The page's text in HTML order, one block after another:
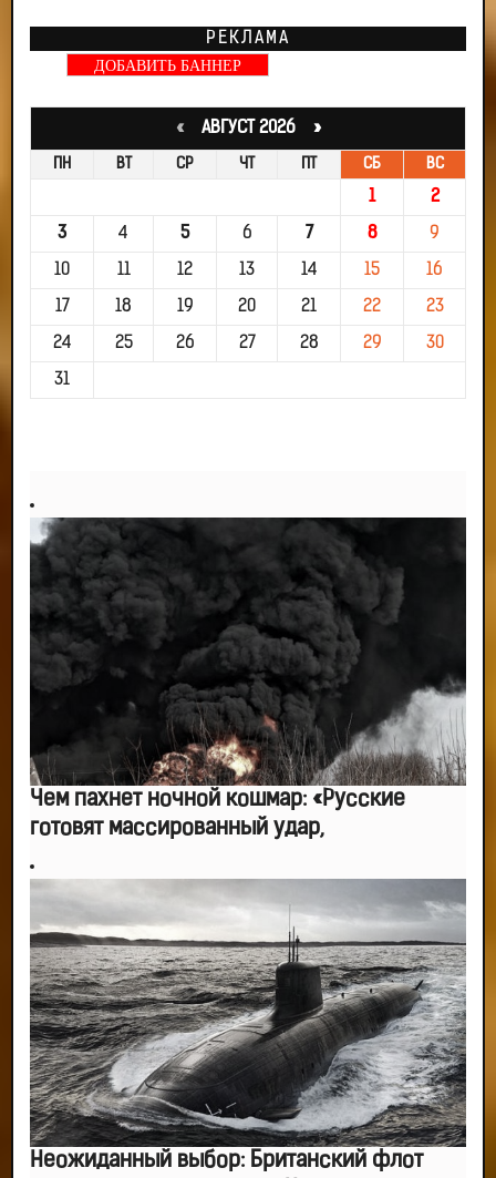
РЕКЛАМА
ДОБАВИТЬ БАННЕР
«АВГУСТ 2026 »
ПН ВТ СР ЧТ ПТ СБ ВС
1 2
3 4 5 6 7 8 9
10 11 12 13 14 15 16
17 18 19 20 21 22 23
24 25 26 27 28 29 30
31
Чем пахнет ночной кошмар: «Русские
готовят массированный удар,
Неожиданный выбор: Британский флот